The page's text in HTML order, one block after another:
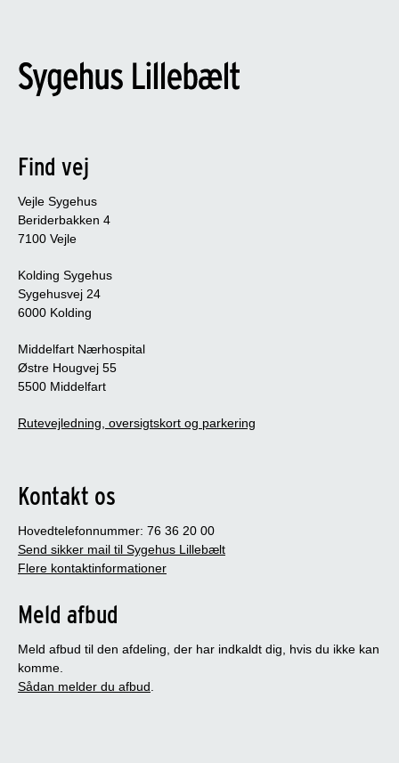
Find vej
Vejle Sygehus
Beriderbakken 4
7100 Vejle
Kolding Sygehus
Sygehusvej 24
6000 Kolding
Middelfart Nærhospital
Østre Hougvej 55
5500 Middelfart
Rutevejledning, oversigtskort og parkering
Kontakt os
Hovedtelefonnummer: 76 36 20 00
Send sikker mail til Sygehus Lillebælt
Flere kontaktinformationer
Meld afbud
Meld afbud til den afdeling, der har indkaldt dig, hvis du ikke kan
komme.
Sådan melder du afbud.